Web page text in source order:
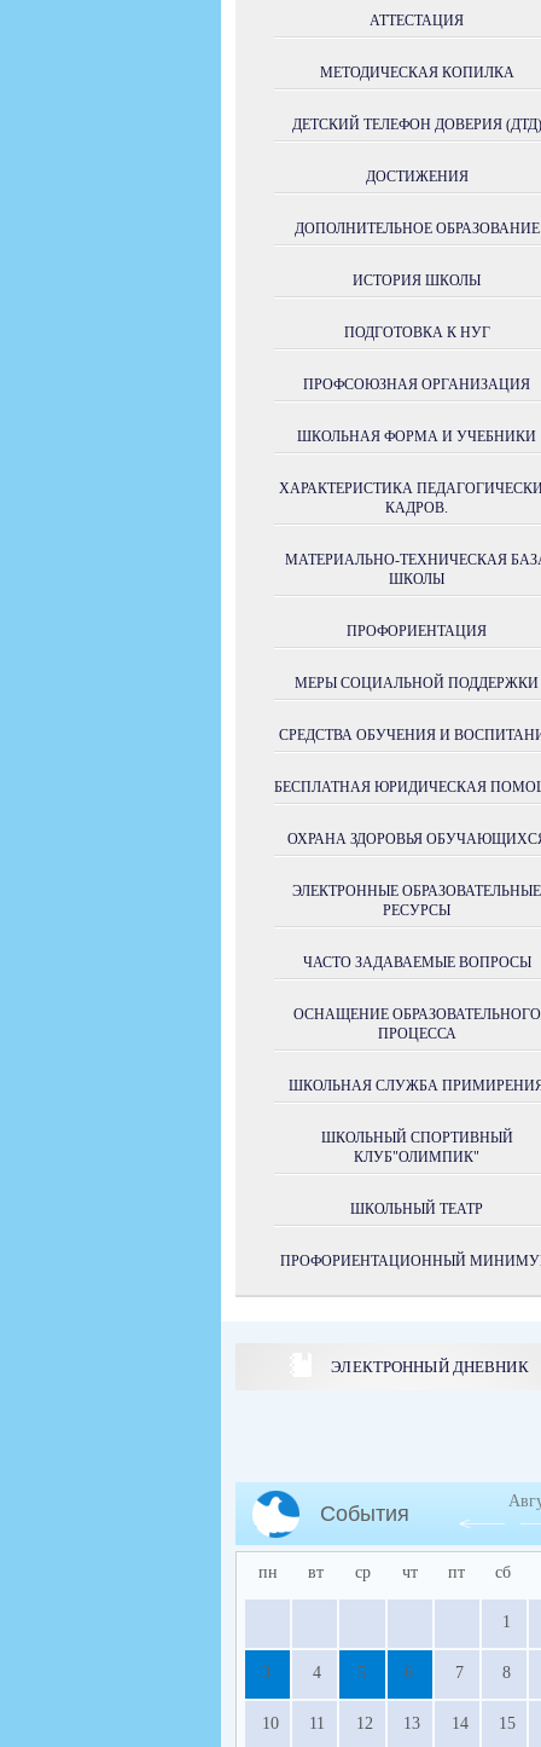
АТТЕСТАЦИЯ
МЕТОДИЧЕСКАЯ КОПИЛКА
ДЕТСКИЙ ТЕЛЕФОН ДОВЕРИЯ (ДТД)
ДОСТИЖЕНИЯ
ДОПОЛНИТЕЛЬНОЕ ОБРАЗОВАНИЕ
ИСТОРИЯ ШКОЛЫ
ПОДГОТОВКА К НУГ
ПРОФСОЮЗНАЯ ОРГАНИЗАЦИЯ
ШКОЛЬНАЯ ФОРМА И УЧЕБНИКИ
ХАРАКТЕРИСТИКА
КАДРОВ.
МАТЕРИАЛЬНО-ТЕХНИЧЕСКАЯ
ШКОЛЫ
ПРОФОРИЕНТАЦИЯ
МЕРЫ СОЦИАЛЬНОЙ ПОДДЕРЖКИ
СРЕДСТВА ОБУЧЕНИЯ И
БЕСПЛАТНАЯ ЮРИДИЧЕСКАЯ
ОХРАНА ЗДОРОВЬЯ
ЭЛЕКТРОННЫЕ ОБРАЗОВАТЕЛЬНЫЕ
РЕСУРСЫ
ЧАСТО ЗАДАВАЕМЫЕ ВОПРОСЫ
ОСНАЩЕНИЕ ОБРАЗОВАТЕЛЬНОГО
ПРОЦЕССА
ШКОЛЬНАЯ СЛУЖБА
ШКОЛЬНЫЙ СПОРТИВНЫЙ
КЛУБ"ОЛИМПИК"
ШКОЛЬНЫЙ ТЕАТР
ПРОФОРИЕНТАЦИОННЫЙ
ЭЛЕКТРОННЫЙ ДНЕВНИК
События
пн вт ср чт пт сб
1
3 4 5 6 7 8
10 11 12 13 14 15